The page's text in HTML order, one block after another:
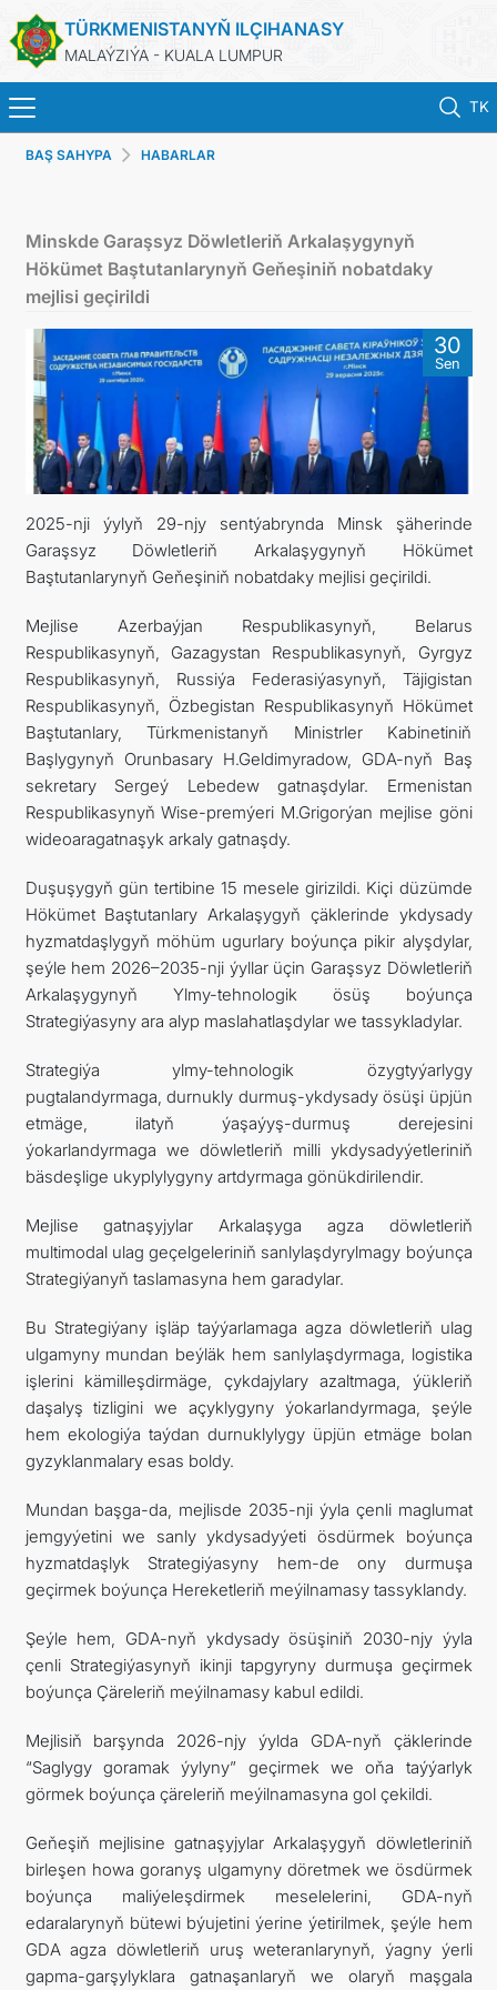
TÜRKMENISTANYŇ ILÇIHANASY
MALAÝZIÝA - KUALA LUMPUR
TK
BAŞ SAHYPA
TÜRKMENISTAN
KONSULLYK HYZMATLARY
DIM
INVEST TO TURKMENISTAN!
ARAGATNAŞYK
BAŞ SAHYPA HABARLAR
Minskde Garaşsyz Döwletleriň Arkalaşygynyň
Hökümet Baştutanlarynyň Geňeşiniň nobatdaky
mejlisi geçirildi
30
Sen
2025-nji ýylyň 29-njy sentýabrynda Minsk şäherinde
Garaşsyz Döwletleriň Arkalaşygynyň Hökümet
Baştutanlarynyň Geňeşiniň nobatdaky mejlisi geçirildi.
Mejlise Azerbaýjan Respublikasynyň, Belarus
Respublikasynyň, Gazagystan Respublikasynyň, Gyrgyz
Respublikasynyň, Russiýa Federasiýasynyň, Täjigistan
Respublikasynyň, Özbegistan Respublikasynyň Hökümet
Baştutanlary, Türkmenistanyň Ministrler Kabinetiniň
Başlygynyň Orunbasary H.Geldimyradow, GDA-nyň Baş
sekretary Sergeý Lebedew gatnaşdylar. Ermenistan
Respublikasynyň Wise-premýeri M.Grigorýan mejlise göni
wideoaragatnaşyk arkaly gatnaşdy.
Duşuşygyň gün tertibine 15 mesele girizildi. Kiçi düzümde
Hökümet Baştutanlary Arkalaşygyň çäklerinde ykdysady
hyzmatdaşlygyň möhüm ugurlary boýunça pikir alyşdylar,
şeýle hem 2026–2035-nji ýyllar üçin Garaşsyz Döwletleriň
Arkalaşygynyň Ylmy-tehnologik ösüş boýunça
Strategiýasyny ara alyp maslahatlaşdylar we tassykladylar.
Strategiýa ylmy-tehnologik özygtyýarlygy
pugtalandyrmaga, durnukly durmuş-ykdysady ösüşi üpjün
etmäge, ilatyň ýaşaýyş-durmuş derejesini
ýokarlandyrmaga we döwletleriň milli ykdysadyýetleriniň
bäsdeşlige ukyplylygyny artdyrmaga gönükdirilendir.
Mejlise gatnaşyjylar Arkalaşyga agza döwletleriň
multimodal ulag geçelgeleriniň sanlylaşdyrylmagy boýunça
Strategiýanyň taslamasyna hem garadylar.
Bu Strategiýany işläp taýýarlamaga agza döwletleriň ulag
ulgamyny mundan beýläk hem sanlylaşdyrmaga, logistika
işlerini kämilleşdirmäge, çykdajylary azaltmaga, ýükleriň
daşalyş tizligini we açyklygyny ýokarlandyrmaga, şeýle
hem ekologiýa taýdan durnuklylygy üpjün etmäge bolan
gyzyklanmalary esas boldy.
Mundan başga-da, mejlisde 2035-nji ýyla çenli maglumat
jemgyýetini we sanly ykdysadyýeti ösdürmek boýunça
hyzmatdaşlyk Strategiýasyny hem-de ony durmuşa
geçirmek boýunça Hereketleriň meýilnamasy tassyklandy.
Şeýle hem, GDA-nyň ykdysady ösüşiniň 2030-njy ýyla
çenli Strategiýasynyň ikinji tapgyryny durmuşa geçirmek
boýunça Çäreleriň meýilnamasy kabul edildi.
Mejlisiň barşynda 2026-njy ýylda GDA-nyň çäklerinde
“Saglygy goramak ýylyny” geçirmek we oňa taýýarlyk
görmek boýunça çäreleriň meýilnamasyna gol çekildi.
Geňeşiň mejlisine gatnaşyjylar Arkalaşygyň döwletleriniň
birleşen howa goranyş ulgamyny döretmek we ösdürmek
boýunça maliýeleşdirmek meselelerini, GDA-nyň
edaralarynyň bütewi býujetini ýerine ýetirilmek, şeýle hem
GDA agza döwletleriň uruş weteranlarynyň, ýagny ýerli
gapma-garşylyklara gatnaşanlaryň we olaryň maşgala